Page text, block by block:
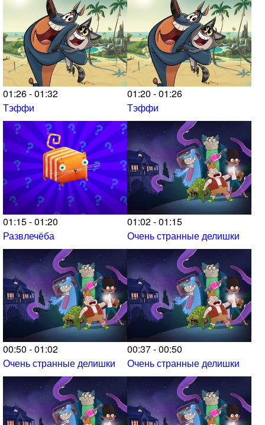
01:26 - 01:32
Тэффи
01:20 - 01:26
Тэффи
01:15 - 01:20
Развлечёба
01:02 - 01:15
Очень странные делишки
00:50 - 01:02
Очень странные делишки
00:37 - 00:50
Очень странные делишки